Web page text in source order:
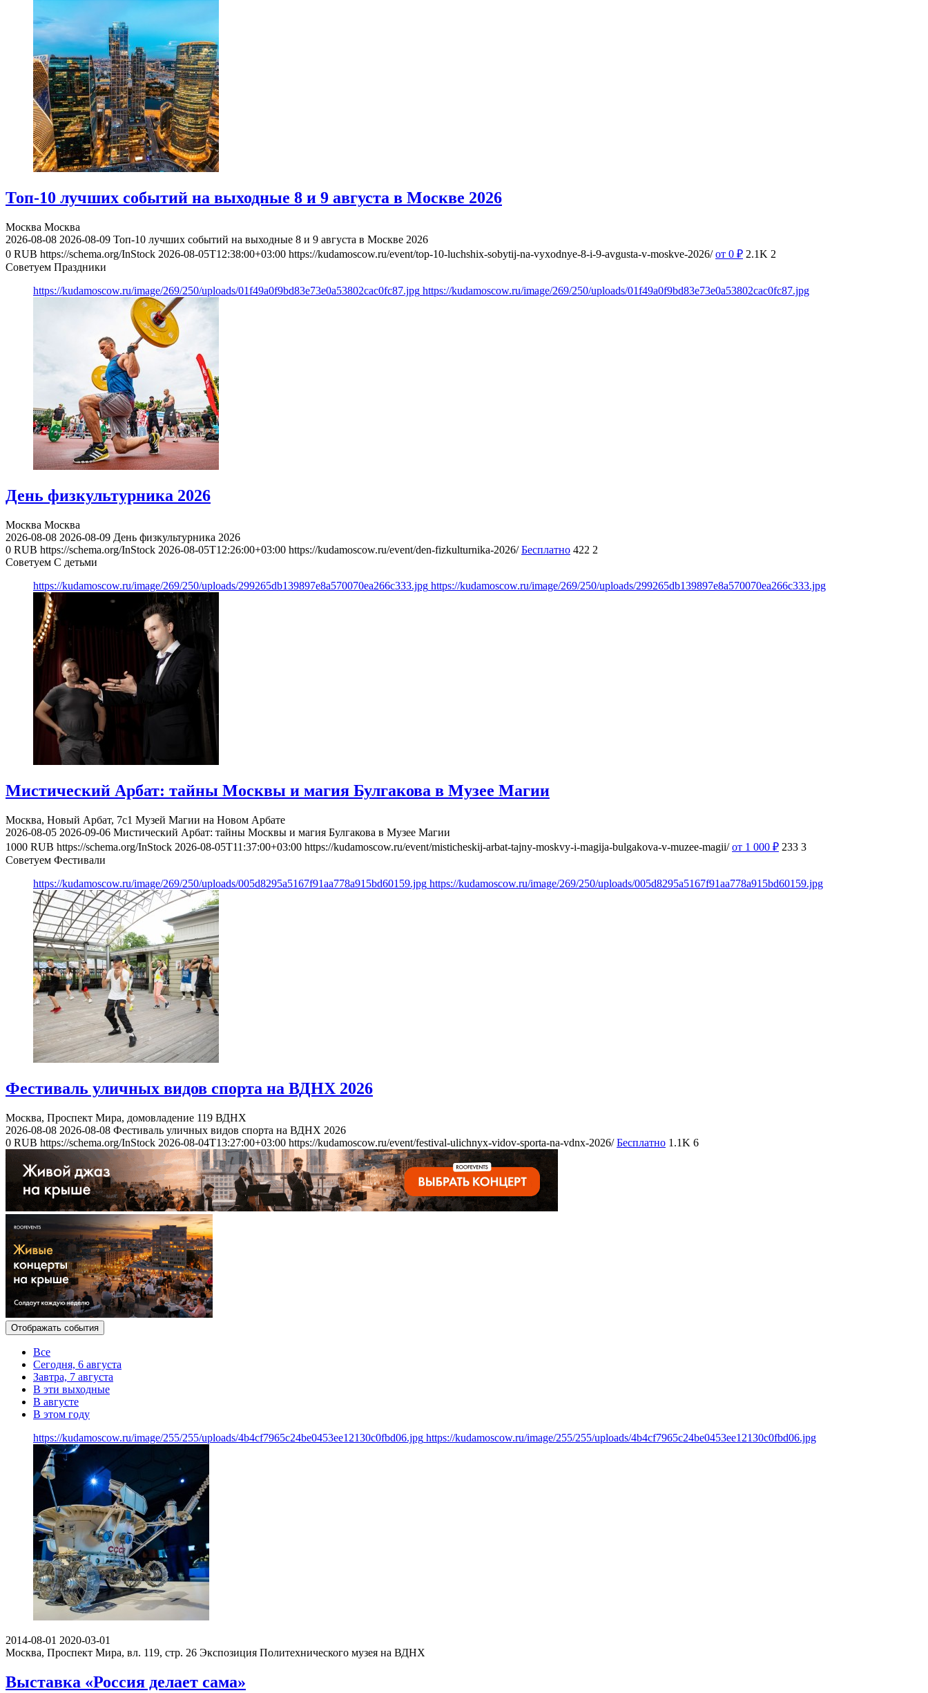
Топ-10 лучших событий на выходные 8 и 9 августа в Москве 2026
Москва Москва
2026-08-08 2026-08-09 Топ-10 лучших событий на выходные 8 и 9 августа в Москве 2026
0 RUB https://schema.org/InStock 2026-08-05T12:38:00+03:00 https://kudamoscow.ru/event/top-10-luchshix-sobytij-na-vyxodnye-8-i-9-avgusta-v-moskve-2026/ от 0 ₽ 2.1K 2
Советуем Праздники
https://kudamoscow.ru/image/269/250/uploads/01f49a0f9bd83e73e0a53802cac0fc87.jpg https://kudamoscow.ru/image/269/250/uploads/01f49a0f9bd83e73e0a53802cac0fc87.jpg
День физкультурника 2026
Москва Москва
2026-08-08 2026-08-09 День физкультурника 2026
0 RUB https://schema.org/InStock 2026-08-05T12:26:00+03:00 https://kudamoscow.ru/event/den-fizkulturnika-2026/ Бесплатно 422 2
Советуем С детьми
https://kudamoscow.ru/image/269/250/uploads/299265db139897e8a570070ea266c333.jpg https://kudamoscow.ru/image/269/250/uploads/299265db139897e8a570070ea266c333.jpg
Мистический Арбат: тайны Москвы и магия Булгакова в Музее Магии
Москва, Новый Арбат, 7с1 Музей Магии на Новом Арбате
2026-08-05 2026-09-06 Мистический Арбат: тайны Москвы и магия Булгакова в Музее Магии
1000 RUB https://schema.org/InStock 2026-08-05T11:37:00+03:00 https://kudamoscow.ru/event/misticheskij-arbat-tajny-moskvy-i-magija-bulgakova-v-muzee-magii/ от 1 000 ₽ 233 3
Советуем Фестивали
https://kudamoscow.ru/image/269/250/uploads/005d8295a5167f91aa778a915bd60159.jpg https://kudamoscow.ru/image/269/250/uploads/005d8295a5167f91aa778a915bd60159.jpg
Фестиваль уличных видов спорта на ВДНХ 2026
Москва, Проспект Мира, домовладение 119 ВДНХ
2026-08-08 2026-08-08 Фестиваль уличных видов спорта на ВДНХ 2026
0 RUB https://schema.org/InStock 2026-08-04T13:27:00+03:00 https://kudamoscow.ru/event/festival-ulichnyx-vidov-sporta-na-vdnx-2026/ Бесплатно 1.1K 6
Отображать события
Все
Сегодня, 6 августа
Завтра, 7 августа
В эти выходные
В августе
В этом году
https://kudamoscow.ru/image/255/255/uploads/4b4cf7965c24be0453ee12130c0fbd06.jpg https://kudamoscow.ru/image/255/255/uploads/4b4cf7965c24be0453ee12130c0fbd06.jpg
2014-08-01 2020-03-01
Москва, Проспект Мира, вл. 119, стр. 26 Экспозиция Политехнического музея на ВДНХ
Выставка «Россия делает сама»